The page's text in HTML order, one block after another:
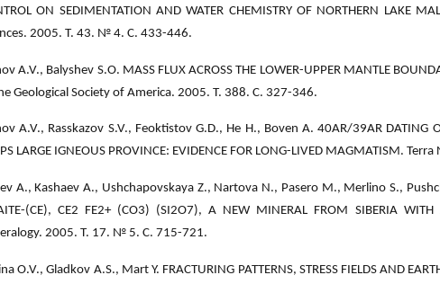
ON SEDIMENTATION AND WATER CHEMISTRY OF NORTHERN LAKE
2005. Т. 43. № 4. С. 433-446.
A.V., Balyshev S.O. MASS FLUX ACROSS THE LOWER-UPPER MANTLE
Geological Society of America. 2005. Т. 388. С. 327-346.
A.V., Rasskazov S.V., Feoktistov G.D., He H., Boven A. 40AR/39AR DATING
LARGE IGNEOUS PROVINCE: EVIDENCE FOR LONG-LIVED MAGMATISM.
A., Kashaev A., Ushchapovskaya Z., Nartova N., Pasero M., Merlino S.,
(CE), CE2 FE2+ (CO3) (SI2O7), A NEW MINERAL FROM SIBERIA
2005. Т. 17. № 5. С. 715-721.
O.V., Gladkov A.S., Mart Y. FRACTURING PATTERNS, STRESS FIELDS AND